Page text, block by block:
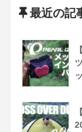
最近の記